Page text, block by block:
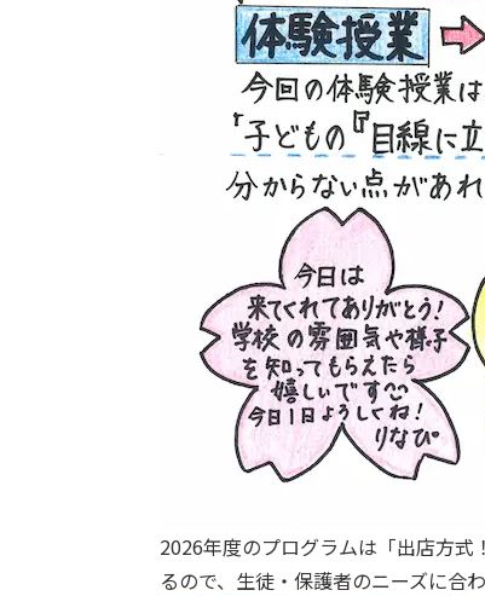
2026年度のプログラムは「出店方
るので、生徒・保護者のニーズに合